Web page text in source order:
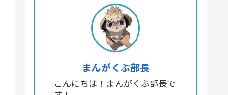
まんがくぶ部長
こんにちは！まんがくぶ部長で